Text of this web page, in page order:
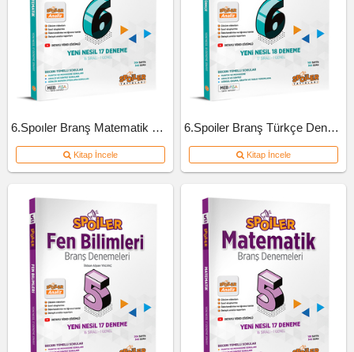
6.Spoıler Branş Matematik Deneme
Kitap İncele
6.Spoiler Branş Türkçe Deneme
Kitap İncele